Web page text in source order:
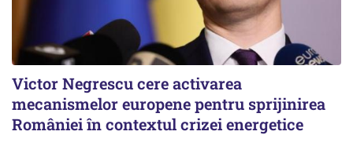
Victor Negrescu cere activarea
mecanismelor europene pentru sprijinirea
României în contextul crizei energetice